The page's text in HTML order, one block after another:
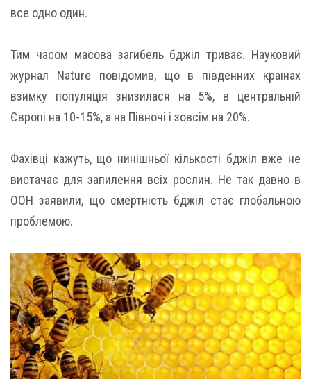
все одно один.
Тим часом масова загибель бджіл триває. Науковий
журнал Nature повідомив, що в південних країнах
взимку популяція знизилася на 5%, в центральній
Європі на 10-15%, а на Півночі і зовсім на 20%.
Фахівці кажуть, що нинішньої кількості бджіл вже не
вистачає для запилення всіх рослин. Не так давно в
ООН заявили, що смертність бджіл стає глобальною
проблемою.